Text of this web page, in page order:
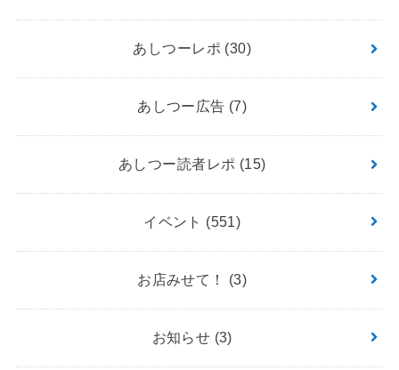
あしつーレポ (30)
あしつー広告 (7)
あしつー読者レポ (15)
イベント (551)
お店みせて！ (3)
お知らせ (3)